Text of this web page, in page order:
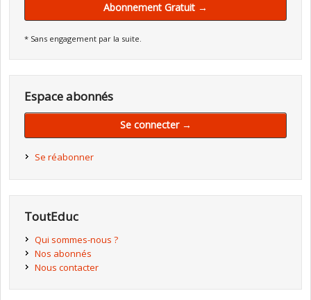
Abonnement Gratuit →
* Sans engagement par la suite.
Espace abonnés
Se connecter →
Se réabonner
ToutEduc
Qui sommes-nous ?
Nos abonnés
Nous contacter